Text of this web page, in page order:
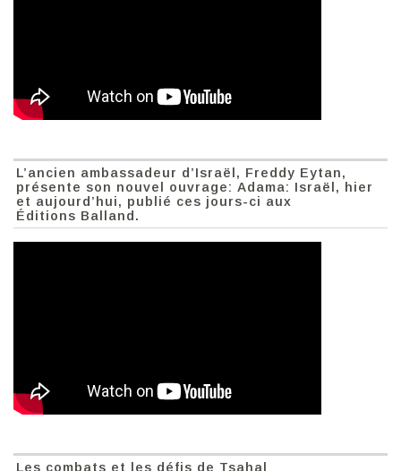
L’ancien ambassadeur d’Israël, Freddy Eytan,
présente son nouvel ouvrage: Adama: Israël, hier
et aujourd’hui, publié ces jours-ci aux
Éditions Balland.
Les combats et les défis de Tsahal